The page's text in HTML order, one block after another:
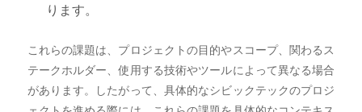
ります。
これらの課題は、プロジェクトの目的やスコープ、関わるス
テークホルダー、使用する技術やツールによって異なる場合
があります。したがって、具体的なシビックテックのプロジ